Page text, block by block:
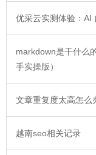
优采云实测体验：AI
markdown是干什么
手实操版）
文章重复度太高怎么
越南seo相关记录